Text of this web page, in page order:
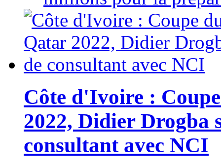
Côte d'Ivoire :
2022, Didier Drogba
consultant avec NCI